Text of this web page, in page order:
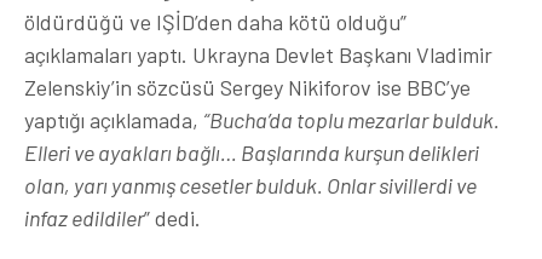
öldürdüğü ve IŞİD’den daha kötü olduğu”
açıklamaları yaptı. Ukrayna Devlet Başkanı Vladimir
Zelenskiy’in sözcüsü Sergey Nikiforov ise BBC’ye
yaptığı açıklamada, “Bucha’da toplu mezarlar bulduk.
Elleri ve ayakları bağlı… Başlarında kurşun delikleri
olan, yarı yanmış cesetler bulduk. Onlar sivillerdi ve
infaz edildiler” dedi.